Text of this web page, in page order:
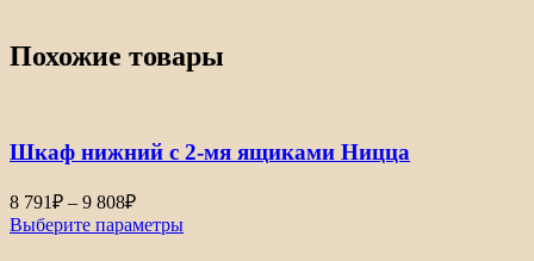
Похожие товары
Шкаф нижний с 2-мя ящиками Ницца
8 791₽ – 9 808₽Диапазон
цен:
8
Выберите параметры